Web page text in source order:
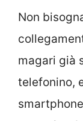
Non
magari già
telefonino,